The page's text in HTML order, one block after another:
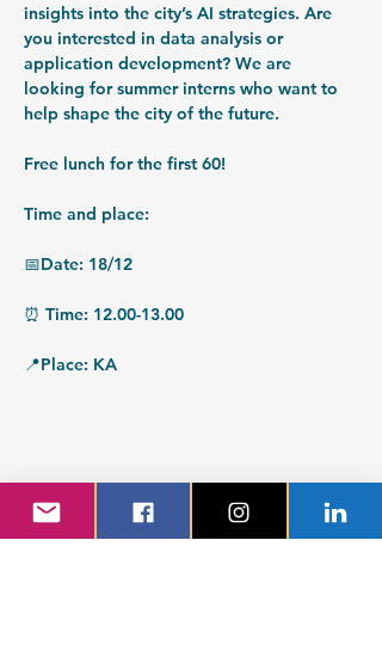
insights into the city’s AI strategies. Are
you interested in data analysis or
application development? We are
looking for summer interns who want to
help shape the city of the future.
Free lunch for the first 60!
Time and place:
📅Date: 18/12
⏰ Time: 12.00-13.00
📍Place: KA